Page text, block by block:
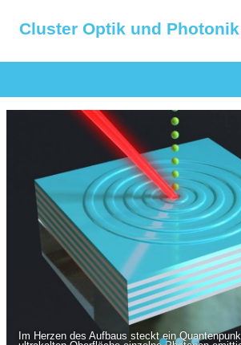
Cluster Optik und Photonik
Im Herzen des Aufbaus steckt ein